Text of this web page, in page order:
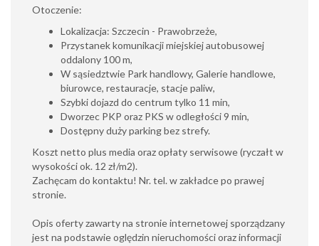
Otoczenie:
Lokalizacja: Szczecin - Prawobrzeże,
Przystanek komunikacji miejskiej autobusowej
oddalony 100 m,
W sąsiedztwie Park handlowy, Galerie handlowe,
biurowce, restauracje, stacje paliw,
Szybki dojazd do centrum tylko 11 min,
Dworzec PKP oraz PKS w odległości 9 min,
Dostępny duży parking bez strefy.
Koszt netto plus media oraz opłaty serwisowe (ryczałt w
wysokości ok. 12 zł/m2).
Zachęcam do kontaktu! Nr. tel. w zakładce po prawej
stronie.
Opis oferty zawarty na stronie internetowej sporządzany
jest na podstawie oględzin nieruchomości oraz informacji